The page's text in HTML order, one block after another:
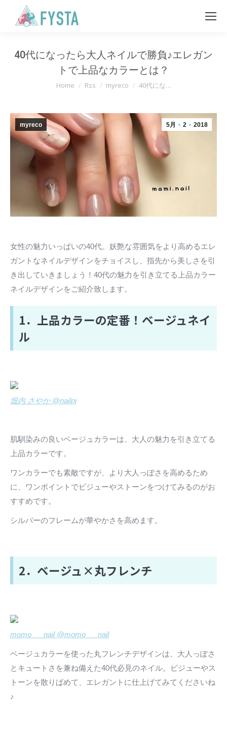
40代になったら大人ネイルで勝負♪エレガン
トで上品なカラーとは？
You are here:
Home Rss myreco 40代にな…
5月 2 2018
myreco
女性の魅力いっぱいの40代。妖艶な雰囲気をより高めるエレ
ガントなネイルデザインをチョイスし、指先から美しさを引
き出していきましょう！40代の魅力を引き立てる上品カラー
ネイルデザインをご紹介致します。
1．上品カラーの定番！ベージュネイ
ル
堀内 さやか @nailpj
肌馴染みの良いベージュカラーは、大人の魅力を引き立てる
上品カラーです。
ワンカラーでも素敵ですが、より大人っぽさを高めるため
に、ワンポイントでビジューやストーンをつけてみるのがお
すすめです。
シルバーのフレームが華やかさを高めます。
2．ベージュ×丸フレンチ
momo___nail @momo___nail
ベージュカラーを使った丸フレンチデザインは、大人っぽさ
とキュートさを兼ね備えた40代必見のネイル。ビジューやス
トーンを散りばめて、エレガントに仕上げてみてくださいね
♪